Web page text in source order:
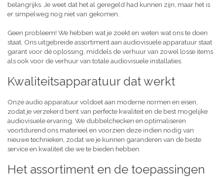
belangrijks. Je weet dat het al geregeld had kunnen zijn, maar het is
er simpelweg nog niet van gekomen..
Geen probleem! We hebben wat je zoekt en weten wat ons te doen
staat. Ons uitgebreide assortiment aan audiovisuele apparatuur staat
garant voor dé oplossing, middels de verhuur van zowel losse items
als ook voor de verhuur van totale audiovisuele installaties.
Kwaliteitsapparatuur dat werkt
Onze audio apparatuur voldoet aan moderne normen en eisen,
zodat je verzekerd bent van perfecte kwaliteit en de best mogelijke
audiovisuele ervaring. We dubbelchecken en optimaliseren
voortdurend ons materieel en voorzien deze indien nodig van
nieuwe technieken, zodat we je kunnen garanderen van de beste
service en kwaliteit die we te bieden hebben.
Het assortiment en de toepassingen